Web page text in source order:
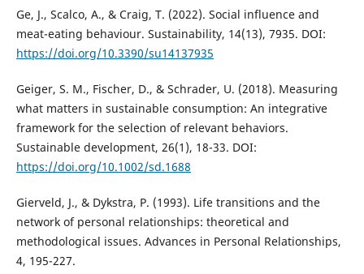
Ge, J., Scalco, A., & Craig, T. (2022). Social influence and
meat-eating behaviour. Sustainability, 14(13), 7935. DOI:
https://doi.org/10.3390/su14137935
Geiger, S. M., Fischer, D., & Schrader, U. (2018). Measuring
what matters in sustainable consumption: An integrative
framework for the selection of relevant behaviors.
Sustainable development, 26(1), 18-33. DOI:
https://doi.org/10.1002/sd.1688
Gierveld, J., & Dykstra, P. (1993). Life transitions and the
network of personal relationships: theoretical and
methodological issues. Advances in Personal Relationships,
4, 195-227.